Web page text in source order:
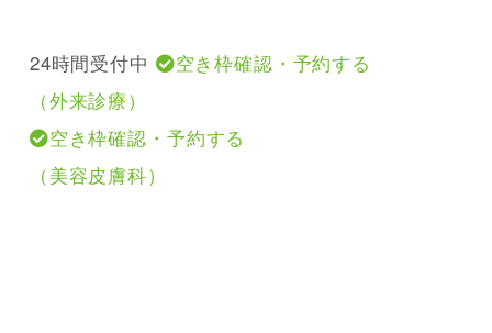
24時間受付中
空き枠確認・予約する
（外来診療）
空き枠確認・予約する
（美容皮膚科）